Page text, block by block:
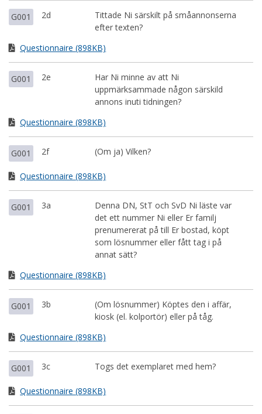
G001 2d
Tittade Ni särskilt på småannonserna
efter texten?
Questionnaire (898KB)
G001 2e
Har Ni minne av att Ni
uppmärksammade någon särskild
annons inuti tidningen?
Questionnaire (898KB)
G001 2f (Om ja) Vilken?
Questionnaire (898KB)
G001 3a
Denna DN, StT och SvD Ni läste var
det ett nummer Ni eller Er familj
prenumererat på till Er bostad, köpt
som lösnummer eller fått tag i på
annat sätt?
Questionnaire (898KB)
G001 3b
(Om lösnummer) Köptes den i affär,
kiosk (el. kolportör) eller på tåg.
Questionnaire (898KB)
G001 3c Togs det exemplaret med hem?
Questionnaire (898KB)